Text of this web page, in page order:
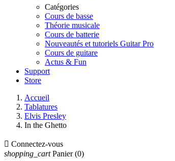
Catégories
Cours de basse
Théorie musicale
Cours de batterie
Nouveautés et tutoriels Guitar Pro
Cours de guitare
Actus & Fun
Support
Store
Accueil
Tablatures
Elvis Presley
In the Ghetto
 Connectez-vous
shopping_cart Panier (0)